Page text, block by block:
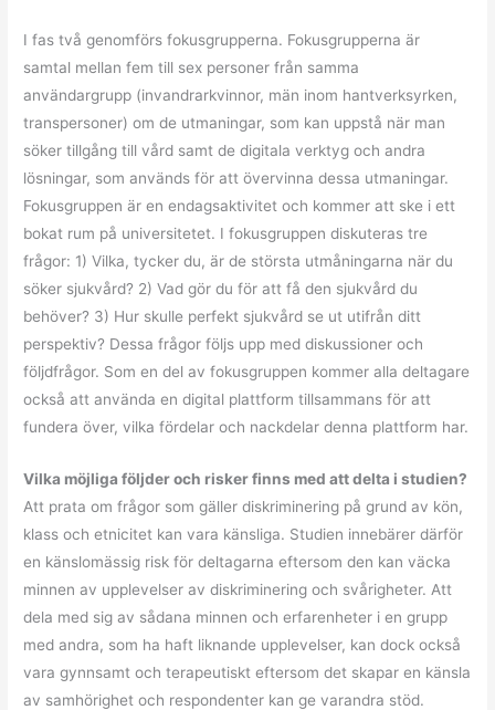
I fas två genomförs fokusgrupperna. Fokusgrupperna är
samtal mellan fem till sex personer från samma
användargrupp (invandrarkvinnor, män inom hantverksyrken,
transpersoner) om de utmaningar, som kan uppstå när man
söker tillgång till vård samt de digitala verktyg och andra
lösningar, som används för att övervinna dessa utmaningar.
Fokusgruppen är en endagsaktivitet och kommer att ske i ett
bokat rum på universitetet. I fokusgruppen diskuteras tre
frågor: 1) Vilka, tycker du, är de största utmåningarna när du
söker sjukvård? 2) Vad gör du för att få den sjukvård du
behöver? 3) Hur skulle perfekt sjukvård se ut utifrån ditt
perspektiv? Dessa frågor följs upp med diskussioner och
följdfrågor. Som en del av fokusgruppen kommer alla deltagare
också att använda en digital plattform tillsammans för att
fundera över, vilka fördelar och nackdelar denna plattform har.
Vilka möjliga följder och risker finns med att delta i studien?
Att prata om frågor som gäller diskriminering på grund av kön,
klass och etnicitet kan vara känsliga. Studien innebärer därför
en känslomässig risk för deltagarna eftersom den kan väcka
minnen av upplevelser av diskriminering och svårigheter. Att
dela med sig av sådana minnen och erfarenheter i en grupp
med andra, som ha haft liknande upplevelser, kan dock också
vara gynnsamt och terapeutiskt eftersom det skapar en känsla
av samhörighet och respondenter kan ge varandra stöd.